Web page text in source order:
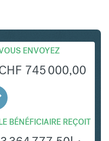
ENVOYEZ
745 000,00
BÉNÉFICIAIRE REÇOIT